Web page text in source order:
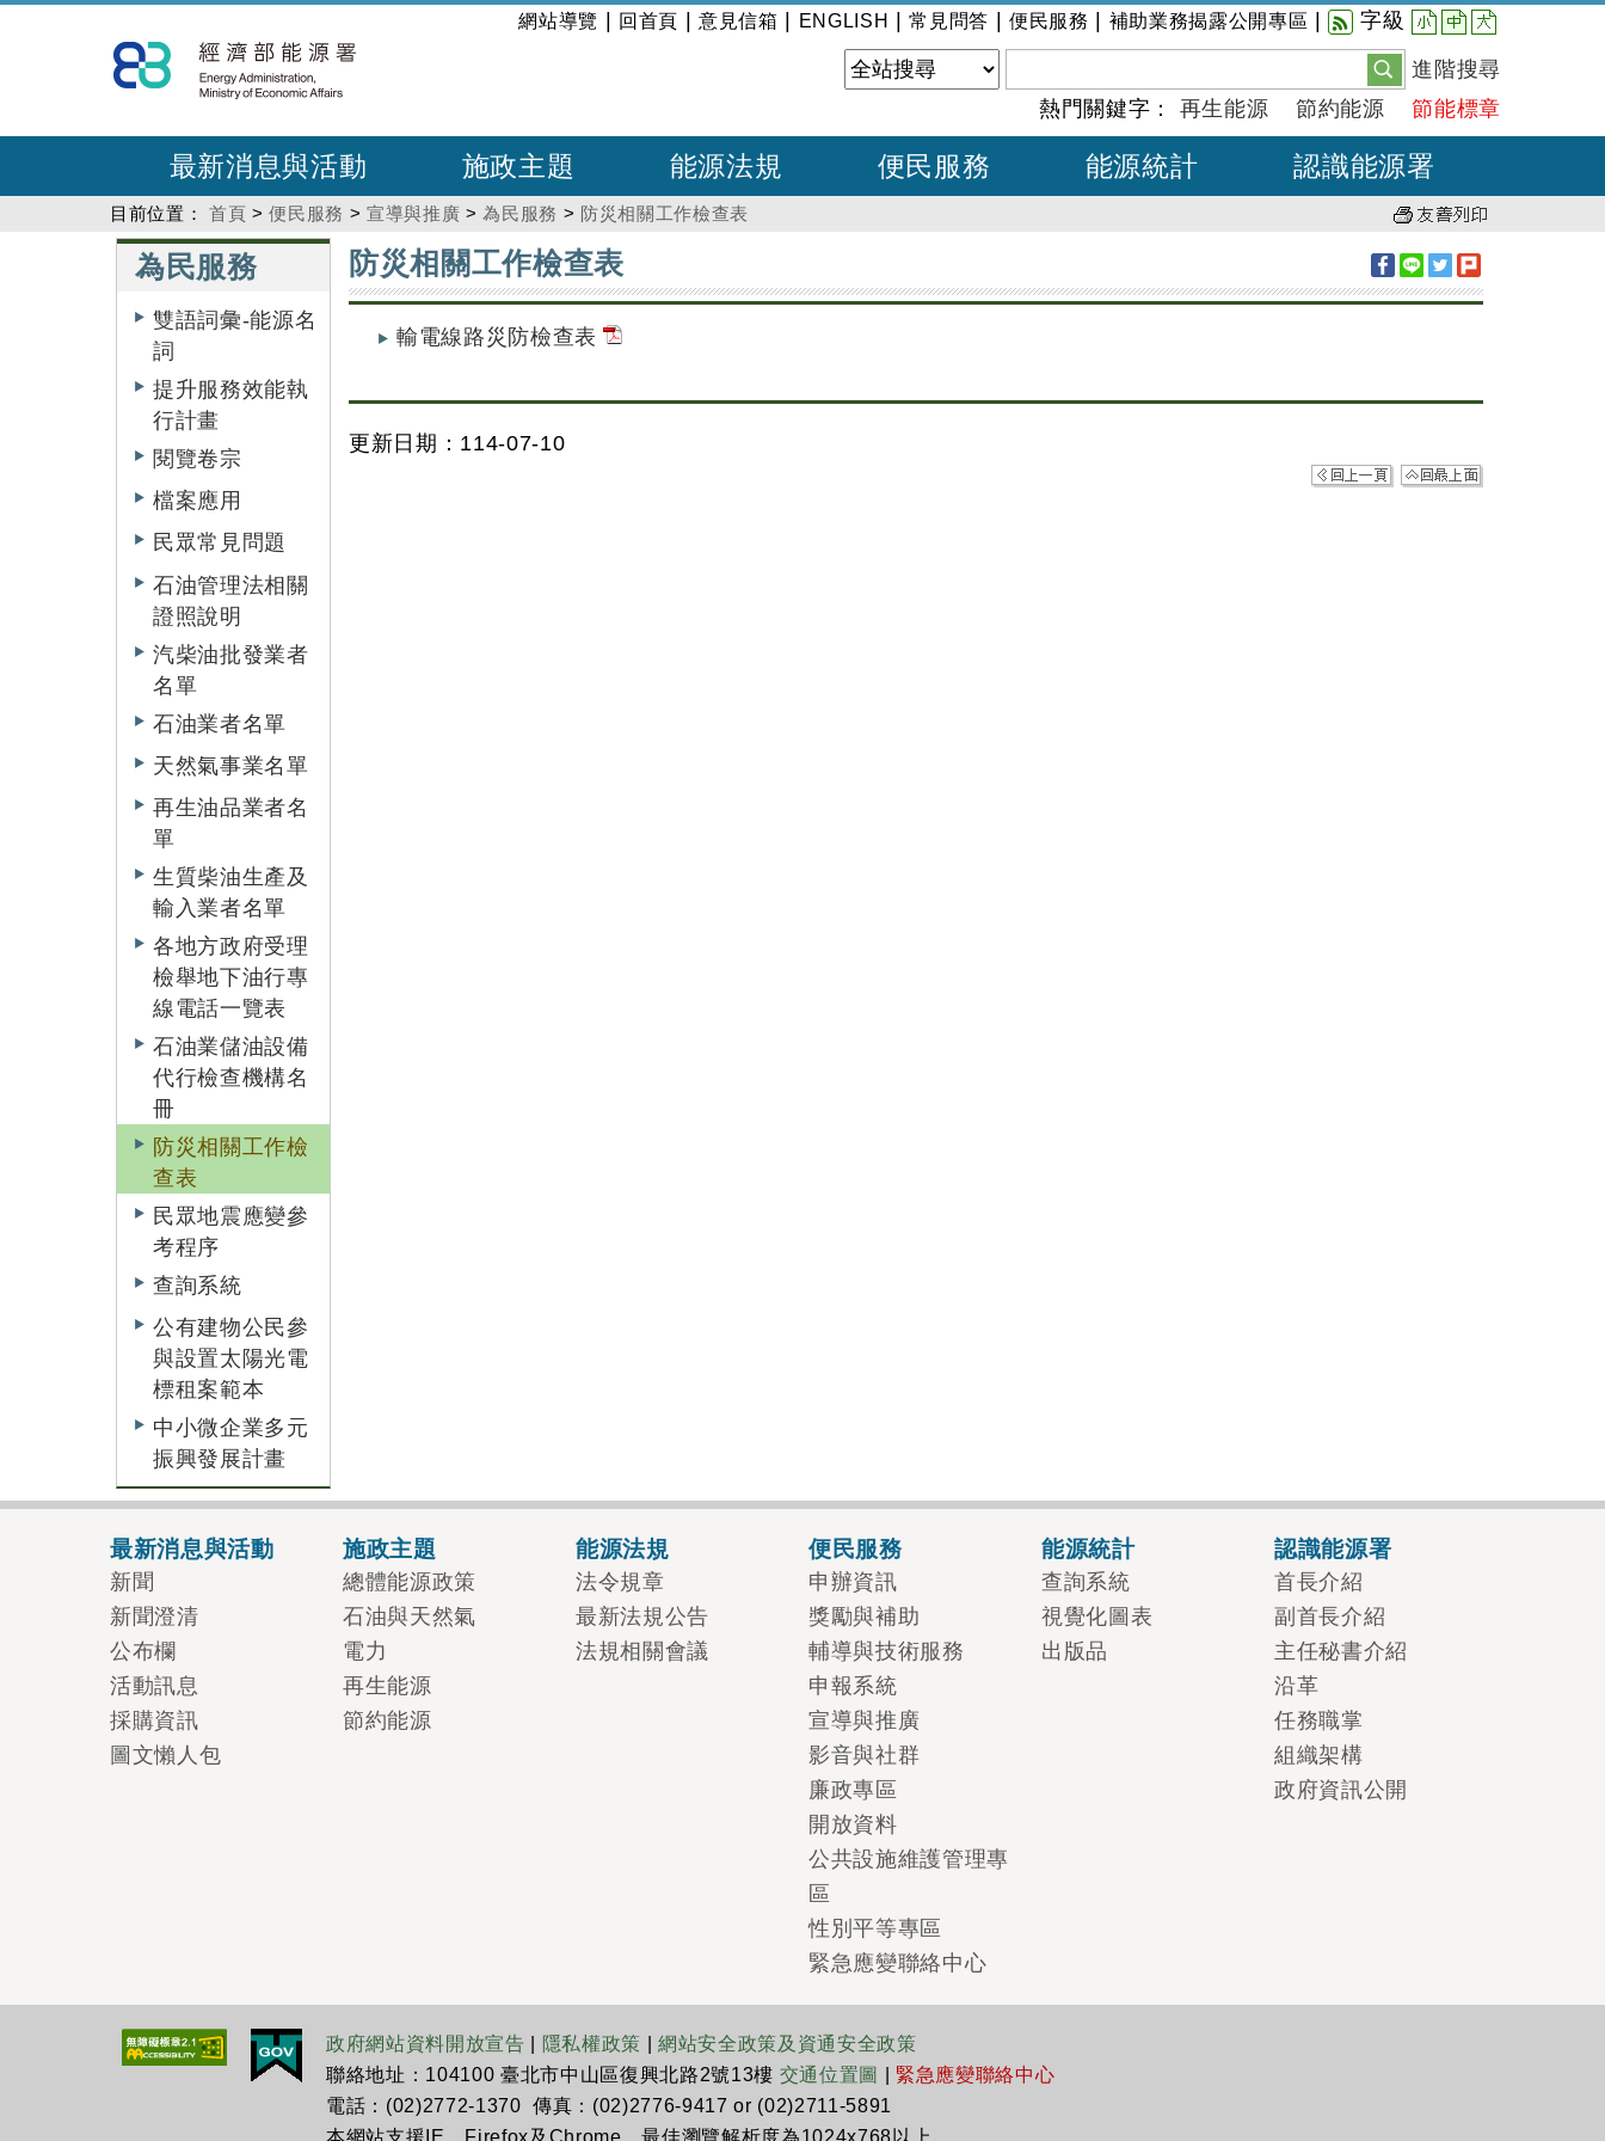
到
主
內
:::
網站導覽 回首頁 意見信箱 ENGLISH |常見問答 便民服務 補助業務揭露公開專區 字級 小 中 大
進階搜尋
熱門關鍵字： 再生能源 節約能源 節能標章
最新消息與活動 施政主題 能源法規 便民服務 能源統計 認識能源署
目前位置： 首頁 >便民服務 >宣導與推廣 >為民服務 > 防災相關工作檢查表
為民服務
雙語詞彙-能源名
詞
提升服務效能執
行計畫
閱覽卷宗
檔案應用
民眾常見問題
石油管理法相關
證照說明
汽柴油批發業者
名單
石油業者名單
天然氣事業名單
再生油品業者名
單
生質柴油生產及
輸入業者名單
各地方政府受理
檢舉地下油行專
線電話一覽表
石油業儲油設備
代行檢查機構名
冊
防災相關工作檢
查表
民眾地震應變參
考程序
查詢系統
公有建物公民參
與設置太陽光電
標租案範本
中小微企業多元
振興發展計畫
:::
防災相關工作檢查表
輸電線路災防檢查表
更新日期：114-07-10
最新消息與活動
新聞
新聞澄清
公布欄
活動訊息
採購資訊
圖文懶人包
施政主題
總體能源政策
石油與天然氣
電力
再生能源
節約能源
能源法規
法令規章
最新法規公告
法規相關會議
便民服務
申辦資訊
獎勵與補助
輔導與技術服務
申報系統
宣導與推廣
影音與社群
廉政專區
開放資料
公共設施維護管理專
區
性別平等專區
緊急應變聯絡中心
能源統計
查詢系統
視覺化圖表
出版品
認識能源署
首長介紹
副首長介紹
主任秘書介紹
沿革
任務職掌
組織架構
政府資訊公開
政府網站資料開放宣告 隱私權政策 |網站安全政策及資通安全政策
聯絡地址：104100 臺北市中山區復興北路2號13樓 交通位置圖
緊急應變聯絡中心
電話：(02)2772-1370 傳真：(02)2776-9417 or (02)2711-5891
本網站支援IE、Firefox及Chrome，最佳瀏覽解析度為1024x768以上